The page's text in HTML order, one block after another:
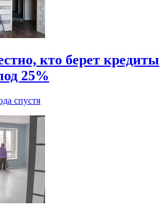
кто берет кредиты
25%
спустя